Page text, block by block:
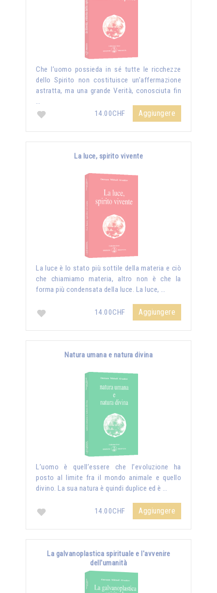
Che l’uomo possieda in sé tutte le ricchezze
dello Spirito non costituisce un’affermazione
astratta, ma una grande Verità, conosciuta fin
…
14.00CHF
Aggiungere
La luce, spirito vivente
La luce è lo stato più sottile della materia e ciò
che chiamiamo materia, altro non è che la
forma più condensata della luce. La luce, …
14.00CHF Aggiungere
Natura umana e natura divina
L’uomo è quell’essere che l’evoluzione ha
posto al limite fra il mondo animale e quello
divino. La sua natura è quindi duplice ed è …
14.00CHF Aggiungere
La galvanoplastica spirituale e l'avvenire
dell'umanità